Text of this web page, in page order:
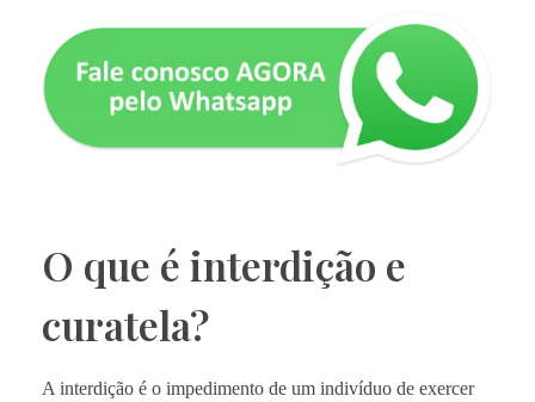
O que é interdição e
curatela?
A interdição é o impedimento de um indivíduo de exercer